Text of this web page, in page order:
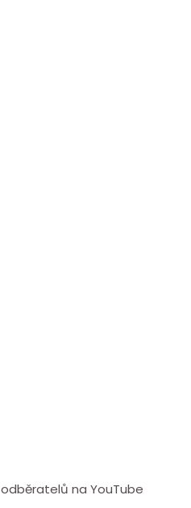
na YouTube